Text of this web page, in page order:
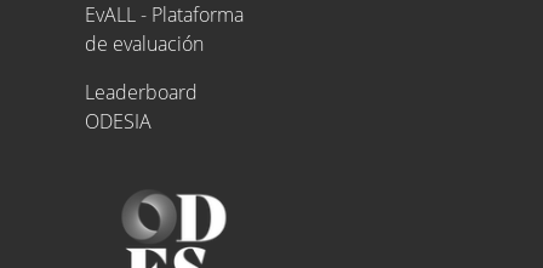
EvALL - Plataforma
de evaluación
Leaderboard
ODESIA